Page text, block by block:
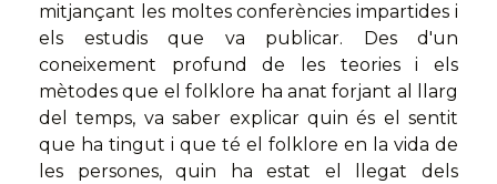
mitjançant les moltes conferències impartides i
els estudis que va publicar. Des d'un
coneixement profund de les teories i els
mètodes que el folklore ha anat forjant al llarg
del temps, va saber explicar quin és el sentit
que ha tingut i que té el folklore en la vida de
les persones, quin ha estat el llegat dels